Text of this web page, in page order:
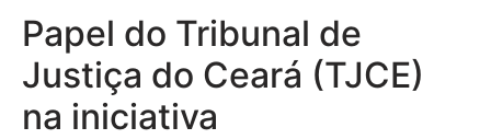
Papel do Tribunal de
Justiça do Ceará (TJCE)
na iniciativa